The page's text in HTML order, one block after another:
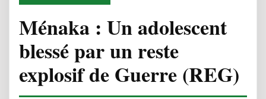
Ménaka : Un adolescent
blessé par un reste
explosif de Guerre (REG)